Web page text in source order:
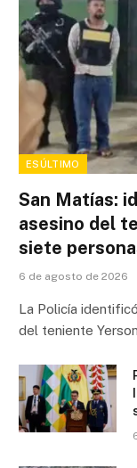
ESÚLTIMO
San Matías:
asesino del
siete
6 de agosto de 2026
La Policía
del teniente